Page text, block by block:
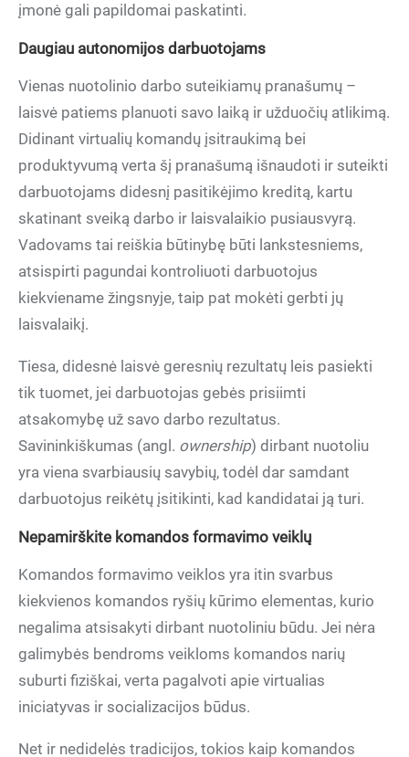
įmonė gali papildomai paskatinti.
Daugiau autonomijos darbuotojams
Vienas nuotolinio darbo suteikiamų pranašumų –
laisvė patiems planuoti savo laiką ir užduočių atlikimą.
Didinant virtualių komandų įsitraukimą bei
produktyvumą verta šį pranašumą išnaudoti ir suteikti
darbuotojams didesnį pasitikėjimo kreditą, kartu
skatinant sveiką darbo ir laisvalaikio pusiausvyrą.
Vadovams tai reiškia būtinybę būti lankstesniems,
atsispirti pagundai kontroliuoti darbuotojus
kiekviename žingsnyje, taip pat mokėti gerbti jų
laisvalaikį.
Tiesa, didesnė laisvė geresnių rezultatų leis pasiekti
tik tuomet, jei darbuotojas gebės prisiimti
atsakomybę už savo darbo rezultatus.
Savininkiškumas (angl. ownership) dirbant nuotoliu
yra viena svarbiausių savybių, todėl dar samdant
darbuotojus reikėtų įsitikinti, kad kandidatai ją turi.
Nepamirškite komandos formavimo veiklų
Komandos formavimo veiklos yra itin svarbus
kiekvienos komandos ryšių kūrimo elementas, kurio
negalima atsisakyti dirbant nuotoliniu būdu. Jei nėra
galimybės bendroms veikloms komandos narių
suburti fiziškai, verta pagalvoti apie virtualias
iniciatyvas ir socializacijos būdus.
Net ir nedidelės tradicijos, tokios kaip komandos